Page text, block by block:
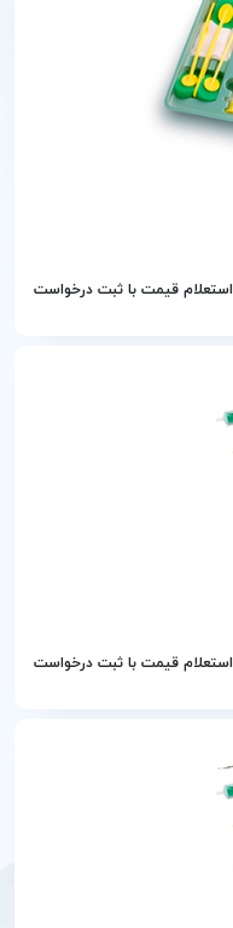
استعلام قیمت با ثبت درخواست
استعلام قیمت با ثبت درخواست